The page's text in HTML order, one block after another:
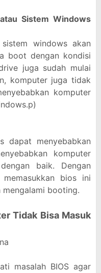
Sistem Windows
windows akan
boot dengan kondisi
juga sudah mulai
komputer juga tidak
komputer
dapat menyebabkan
komputer
baik. Dengan
memasukkan bios ini
booting.
Tidak Bisa Masuk
masalah BIOS agar